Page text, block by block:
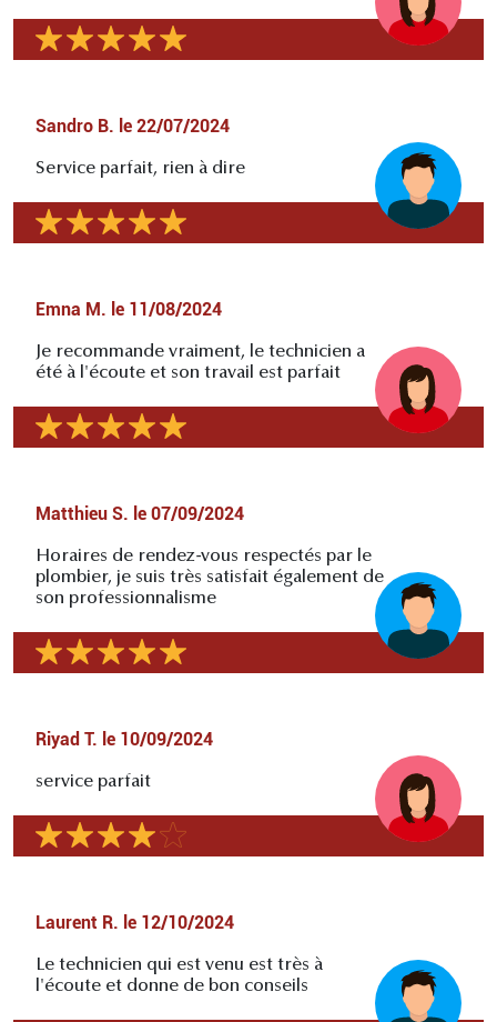
Sandro B. le 22/07/2024
Service parfait, rien à dire
Emna M. le 11/08/2024
Je recommande vraiment, le technicien a
été à l'écoute et son travail est parfait
Matthieu S. le 07/09/2024
Horaires de rendez-vous respectés par le
plombier, je suis très satisfait également de
son professionnalisme
Riyad T. le 10/09/2024
service parfait
Laurent R. le 12/10/2024
Le technicien qui est venu est très à
l'écoute et donne de bon conseils